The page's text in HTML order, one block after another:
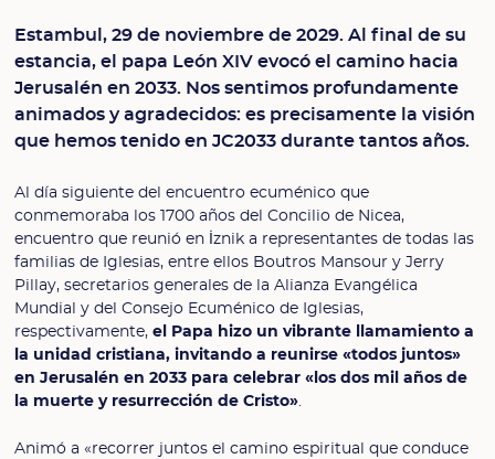
Estambul, 29 de noviembre de 2029. Al final de su
estancia, el papa León XIV evocó el camino hacia
Jerusalén en 2033. Nos sentimos profundamente
animados y agradecidos: es precisamente la visión
que hemos tenido en JC2033 durante tantos años.
Al día siguiente del encuentro ecuménico que
conmemoraba los 1700 años del Concilio de Nicea,
encuentro que reunió en İznik a representantes de todas las
familias de Iglesias, entre ellos Boutros Mansour y Jerry
Pillay, secretarios generales de la Alianza Evangélica
Mundial y del Consejo Ecuménico de Iglesias,
respectivamente,el Papa hizo un vibrante llamamiento a
la unidad cristiana, invitando a reunirse «todos juntos»
en Jerusalén en 2033 para celebrar «los dos mil años de
la muerte y resurrección de Cristo».
Animó a «recorrer juntos el camino espiritual que conduce